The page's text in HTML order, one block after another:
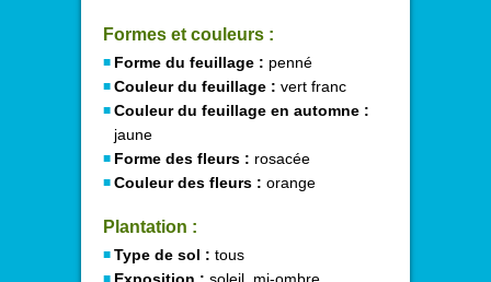
Formes et couleurs :
Forme du feuillage : penné
Couleur du feuillage : vert franc
Couleur du feuillage en automne :
jaune
Forme des fleurs : rosacée
Couleur des fleurs : orange
Plantation :
Type de sol : tous